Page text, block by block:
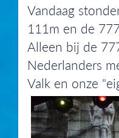
Vandaag
111m en de
Alleen bij de
Nederlanders
Valk en onze